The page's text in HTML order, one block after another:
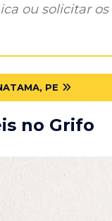
ou solicitar
PE
no Grifo